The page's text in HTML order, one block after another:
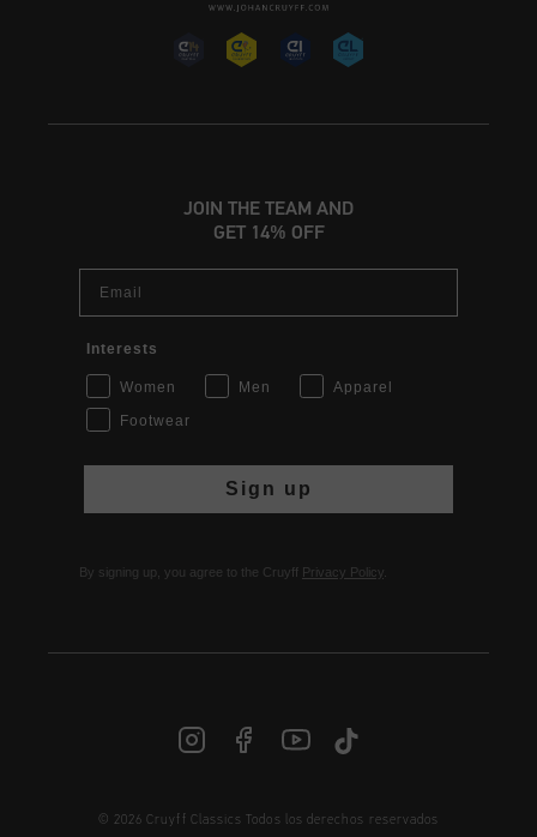
ES | € EUR
JOIN THE TEAM AND
GET 14% OFF
Interests
Women Men
Apparel
Footwear
Sign up
By signing up, you agree to the Cruyff Privacy Policy
© 2026 Cruyff Classics Todos los derechos reservados